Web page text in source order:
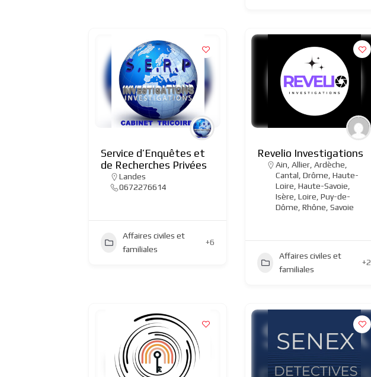
Service d’Enquêtes et
de Recherches Privées
Landes
0672276614
Affaires civiles et
familiales
+6
Revelio Investigations
Ain ,Allier ,Ardèche
Cantal ,Drôme ,Haute-
Loire ,Haute-Savoie
Isère ,Loire ,Puy-de-
Dôme ,Rhône ,Savoie
Affaires civiles et
familiales
+2